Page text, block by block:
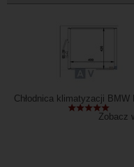
Chłodnica klimatyzacji BMW
Zobacz